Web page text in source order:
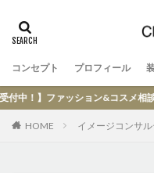
コンセプト プロフィール
ァッション&コスメ相談／ショッ
HOME イメージコンサ